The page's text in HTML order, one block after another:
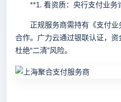
**1. 看资质：央行支付业务
正规服务商需持有《支付业
合作。广力云通过银联认证，资
杜绝“二清”风险。